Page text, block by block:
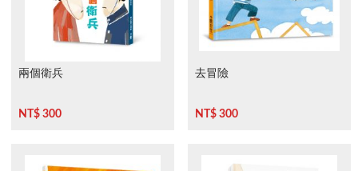
兩個衛兵
NT$ 300
去冒險
NT$ 300